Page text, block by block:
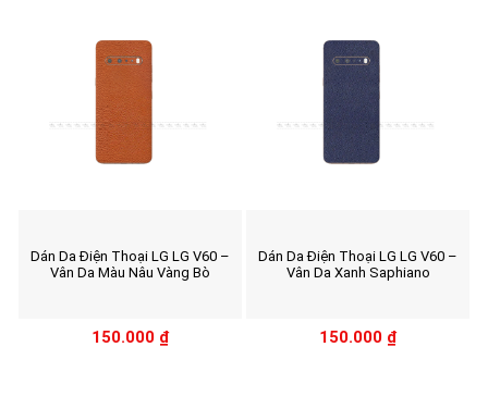
Dán Da Điện Thoại LG LG V60 –
Vân Da Màu Nâu Vàng Bò
150.000 ₫
Dán Da Điện Thoại LG LG V60 –
Vân Da Xanh Saphiano
150.000 ₫